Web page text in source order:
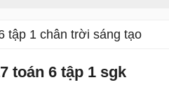
tập 1 chân trời sáng tạo
toán 6 tập 1 sgk